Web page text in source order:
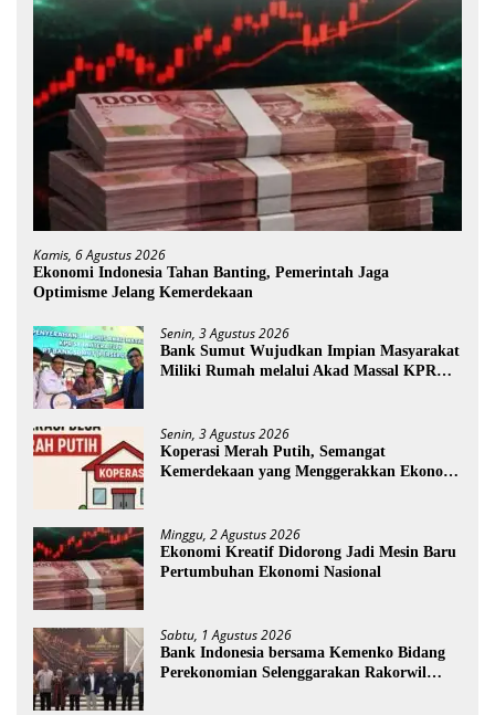
Kamis, 6 Agustus 2026
Ekonomi Indonesia Tahan Banting, Pemerintah Jaga
Optimisme Jelang Kemerdekaan
Senin, 3 Agustus 2026
Bank Sumut Wujudkan Impian Masyarakat
Miliki Rumah melalui Akad Massal KPR
Senin, 3 Agustus 2026
Koperasi Merah Putih, Semangat
Kemerdekaan yang Menggerakkan Ekonomi
Minggu, 2 Agustus 2026
Ekonomi Kreatif Didorong Jadi Mesin Baru
Pertumbuhan Ekonomi Nasional
Sabtu, 1 Agustus 2026
Bank Indonesia bersama Kemenko Bidang
Perekonomian Selenggarakan Rakorwil